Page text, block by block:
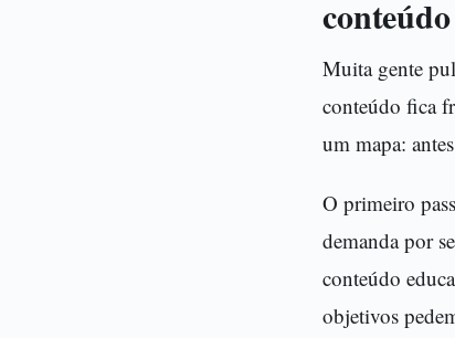
Muita gente
conteúdo fica
um mapa:
O primeiro
demanda por
conteúdo
objetivos